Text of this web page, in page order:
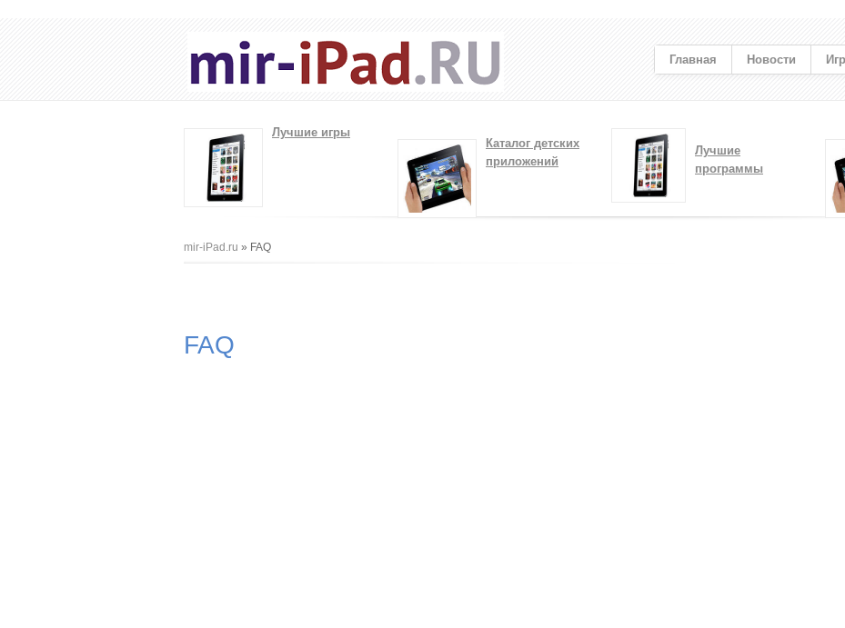
Главная Новости
Лучшие игры
Каталог детских
приложений
Лучшие
программы
Вы здесь
mir-iPad.ru » FAQ
FAQ